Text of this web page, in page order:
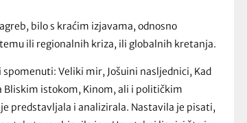
bilo s kraćim izjavama, odnosno
ili regionalnih kriza, ili globalnih kretanja.
Veliki mir, Jošuini nasljednici, Kad
Bliskim istokom, Kinom, ali i političkim
predstavljala i analizirala. Nastavila je pisati,